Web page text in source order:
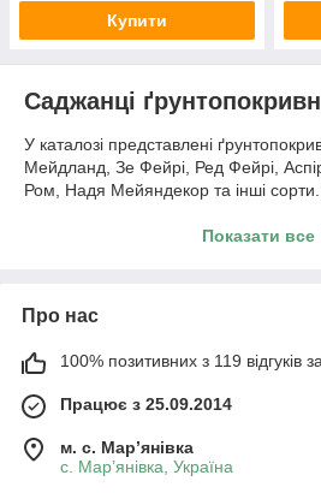
Купити
Саджанці
У каталозі представлені
Мейдланд, Зе Фейрі, Ред Фейрі,
Ром, Надя Мейяндекор та інші сорти.
актуальна ціна та наявність.
Багато сортів цієї групи формують
використовують на передньому плані
бордюрів, на схилах і в масових
ширина та щільність покриття
Як вибрати сорт для
Перед вибором виміряйте доступну
Показати все
Про нас
100% позитивних з 119 відгуків
Працює з 25.09.2014
м. с. Мар’янівка
с. Мар’янівка, Україна